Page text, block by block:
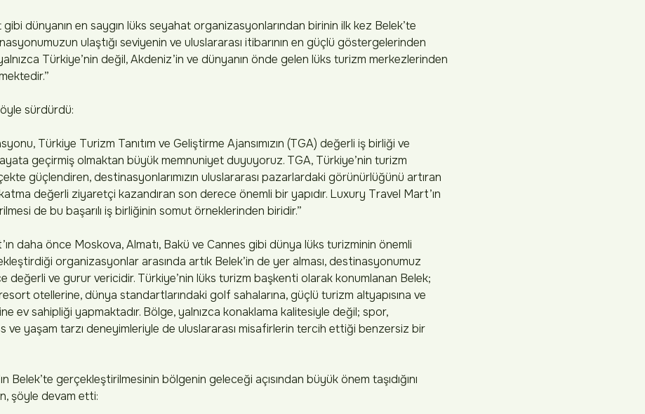
dünyanın en saygın lüks seyahat organizasyonlarından birinin ilk kez Belek’te
ulaştığı seviyenin ve uluslararası itibarının en güçlü göstergelerinden
Türkiye’nin değil, Akdeniz’in ve dünyanın önde gelen lüks turizm merkezlerinden
sürdürdü:
Türkiye Turizm Tanıtım ve Geliştirme Ajansımızın (TGA) değerli iş birliği ve
geçirmiş olmaktan büyük memnuniyet duyuyoruz. TGA, Türkiye’nin turizm
güçlendiren, destinasyonlarımızın uluslararası pazarlardaki görünürlüğünü artıran
değerli ziyaretçi kazandıran son derece önemli bir yapıdır. Luxury Travel Mart’ın
de bu başarılı iş birliğinin somut örneklerinden biridir.”
daha önce Moskova, Almatı, Bakü ve Cannes gibi dünya lüks turizminin önemli
organizasyonlar arasında artık Belek’in de yer alması, destinasyonumuz
değerli ve gurur vericidir. Türkiye’nin lüks turizm başkenti olarak konumlanan Belek;
otellerine, dünya standartlarındaki golf sahalarına, güçlü turizm altyapısına ve
ev sahipliği yapmaktadır. Bölge, yalnızca konaklama kalitesiyle değil; spor,
ve yaşam tarzı deneyimleriyle de uluslararası misafirlerin tercih ettiği benzersiz bir
Belek’te gerçekleştirilmesinin bölgenin geleceği açısından büyük önem taşıdığını
şöyle devam etti: